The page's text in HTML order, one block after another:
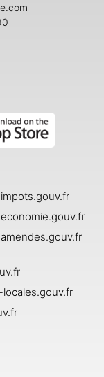
impots.gouv.fr
economie.gouv.fr
amendes.gouv.fr